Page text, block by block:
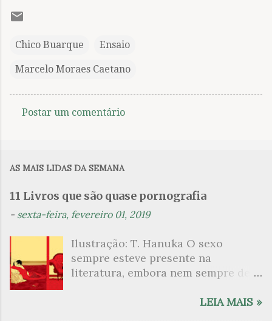
Chico Buarque Ensaio
Marcelo Moraes Caetano
n
t
i
o
Postar um comentário
AS MAIS LIDAS DA SEMANA
11 Livros que são quase pornografia
- sexta-feira, fevereiro 01, 2019
Ilustração: T. Hanuka O sexo
sempre esteve presente na
literatura, embora nem sempre de
que mergulharam em sua própria
LEIA MAIS »